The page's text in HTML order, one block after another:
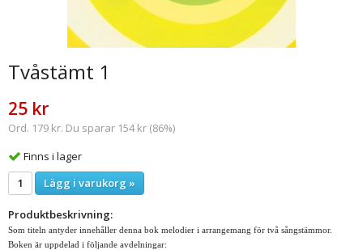
Tvåstämt 1
25 kr
Ord. 179 kr. Du sparar 154 kr (86%)
Finns i lager
Lägg i varukorg »
Produktbeskrivning:
Som titeln antyder innehåller denna bok melodier i arrangemang för två sångstämmor.
Boken är uppdelad i följande avdelningar: